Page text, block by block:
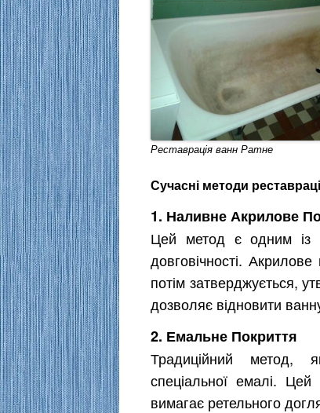
Реставрація ванн Ратне
Сучасні методи
1. Наливне Акрилове
Цей метод є одним із
довговічності.
потім затверджується,
дозволяє відновити
2. Емальне Покриття
Традиційний метод,
спеціальної емалі.
вимагає ретельного